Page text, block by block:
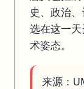
史、政治
选在这一
术姿态。
来源：